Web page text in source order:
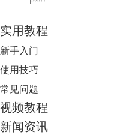
实用教程
新手入门
使用技巧
常见问题
视频教程
新闻资讯